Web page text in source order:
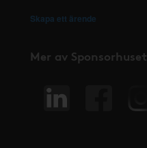
Skapa ett ärende
Mer av Sponsorhuset